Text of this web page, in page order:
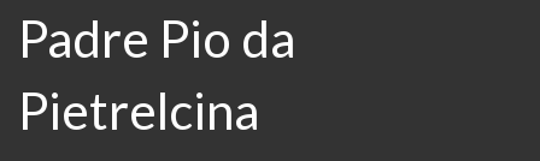
Padre Pio da
Pietrelcina